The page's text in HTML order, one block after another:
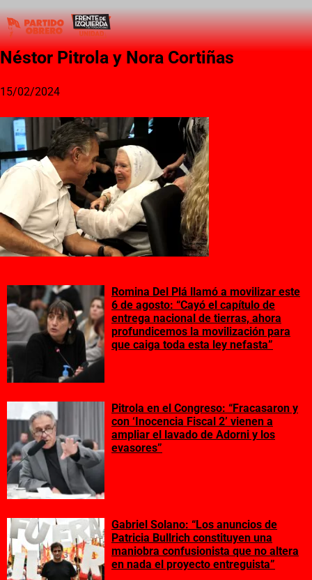
Néstor Pitrola y Nora Cortiñas
15/02/2024
Romina Del Plá llamó a movilizar este
6 de agosto: “Cayó el capítulo de
entrega nacional de tierras, ahora
profundicemos la movilización para
que caiga toda esta ley nefasta”
Pitrola en el Congreso: “Fracasaron y
con ‘Inocencia Fiscal 2’ vienen a
ampliar el lavado de Adorni y los
evasores”
Gabriel Solano: “Los anuncios de
Patricia Bullrich constituyen una
maniobra confusionista que no altera
en nada el proyecto entreguista”